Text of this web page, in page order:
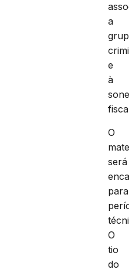
a
e
à
O
será
para
O
tio
do